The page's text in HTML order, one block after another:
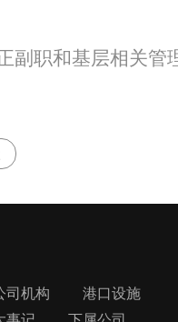
副职和基层相关管
司机构
港口设施